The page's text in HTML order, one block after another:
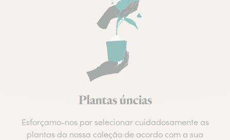
Plantas úncias
Esforçamo-nos por selecionar cuidadosamente as
plantas da nossa coleção de acordo com a sua